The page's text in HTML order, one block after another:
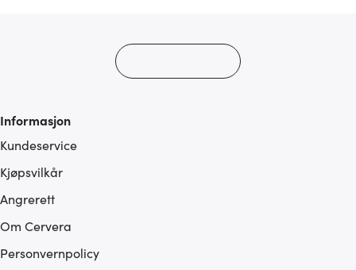
Informasjon
Kundeservice
Kjøpsvilkår
Angrerett
Om Cervera
Personvernpolicy